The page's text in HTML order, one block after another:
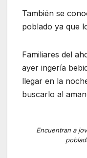
También se
poblado ya que
Familiares del
ayer ingería
llegar en la
buscarlo al
Encuentran a